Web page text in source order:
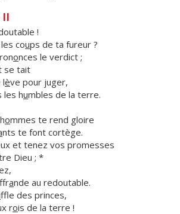
II
!
coups de ta fureur ?
onces le verdict ;
se tait
lève pour juger,
les humbles de la terre.
ommes te rend gloire
nts te font cortège.
et tenez vos promesses
Dieu ; *
ande au redoutable.
ffle des princes,
rois de la terre !